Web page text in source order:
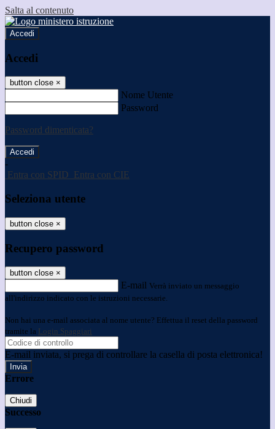
Salta al contenuto
Accedi
Accedi
button close ×
Nome Utente
Password
Password dimenticata?
-
Entra con SPID Entra con CIE
Seleziona utente
button close ×
Recupero password
button close ×
E-mail Verrà inviato un messaggio
all'indirizzo indicato con le istruzioni necessarie.
Non hai una e-mail associata al nome utente? Effettua il reset della password
tramite la Login Spaggiari
E-mail inviata, si prega di controllare la casella di posta elettronica!
Errore
Chiudi
Successo